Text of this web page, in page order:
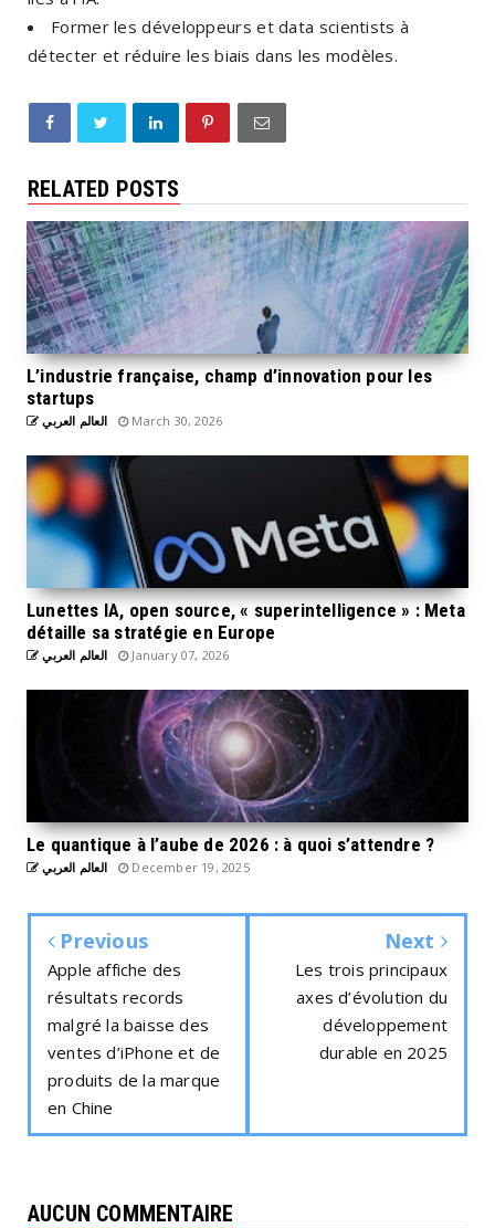
Former les développeurs et data scientists à
détecter et réduire les biais dans les modèles.
RELATED POSTS
L’industrie française, champ d’innovation pour les
startups
العالم العربي March 30, 2026
Lunettes IA, open source, « superintelligence » : Meta
détaille sa stratégie en Europe
العالم العربي January 07, 2026
Le quantique à l’aube de 2026 : à quoi s’attendre ?
العالم العربي December 19, 2025
Previous
Apple affiche des
résultats records
malgré la baisse des
ventes d’iPhone et de
produits de la marque
en Chine
Next
Les trois principaux
axes d’évolution du
développement
durable en 2025
AUCUN COMMENTAIRE